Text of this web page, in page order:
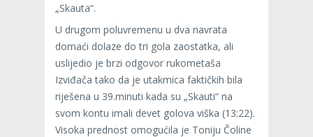
„Skauta“.
U drugom poluvremenu u dva navrata
domaći dolaze do tri gola zaostatka, ali
uslijedio je brzi odgovor rukometaša
Izviđača tako da je utakmica faktičkih bila
riješena u 39.minuti kada su „Skauti“ na
svom kontu imali devet golova viška (13:22).
Visoka prednost omogućila je Toniju Čoline